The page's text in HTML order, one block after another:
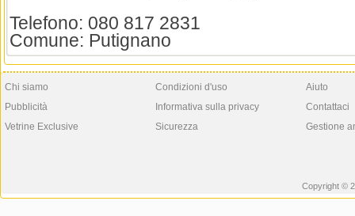
Telefono: 080 817 2831
Comune: Putignano
Chi siamo
Pubblicità
Vetrine Exclusive
Condizioni d'uso
Informativa sulla privacy
Sicurezza
Aiuto
Contattaci
Gestione
Copyright ©